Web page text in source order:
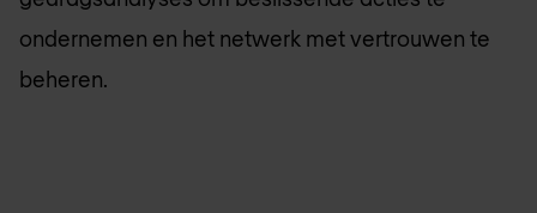
ondernemen en het netwerk met vertrouwen te
beheren.